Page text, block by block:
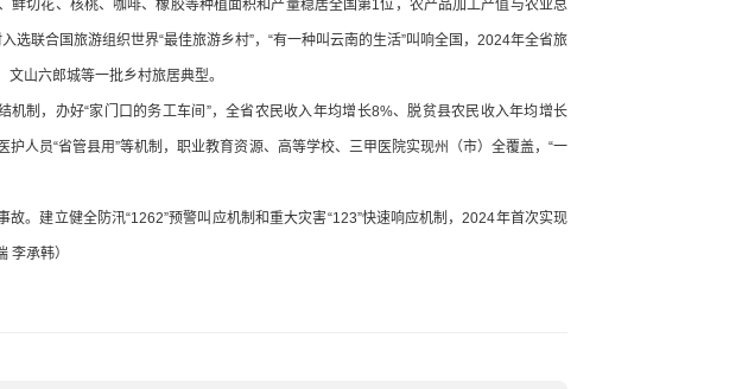
切花、核桃、咖啡、橡胶等种植面积和产量稳居全国第1位，农产品加工产值与农业总
联合国旅游组织世界“最佳旅游乡村”，“有一种叫云南的生活”叫响全国，2024年全省旅
山六郎城等一批乡村旅居典型。
机制，办好“家门口的务工车间”，全省农民收入年均增长8%、脱贫县农民收入年均增长
人员“省管县用”等机制，职业教育资源、高等学校、三甲医院实现州（市）全覆盖，“一
。建立健全防汛“1262”预警叫应机制和重大灾害“123”快速响应机制，2024年首次实现
李承韩）